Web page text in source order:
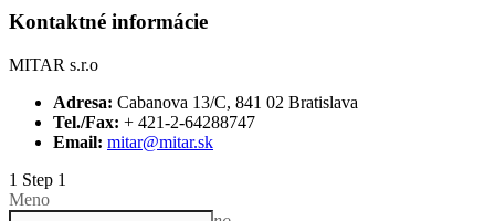
Kontaktné informácie
MITAR s.r.o
Adresa: Cabanova 13/C, 841 02 Bratislava
Tel./Fax: + 421-2-64288747
Email: mitar@mitar.sk
1 Step 1
Meno